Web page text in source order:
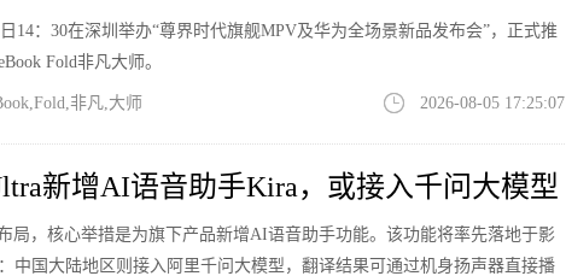
14：30在深圳举办“尊界时代旗舰MPV及华为全场景新品发布会”，正式推
Fold非凡大师。
非凡,大师 2026-08-05 17:25:07
新增AI语音助手Kira，或接入千问大模型
局，核心举措是为旗下产品新增AI语音助手功能。该功能将率先落地于影
中国大陆地区则接入阿里千问大模型，翻译结果可通过机身扬声器直接播